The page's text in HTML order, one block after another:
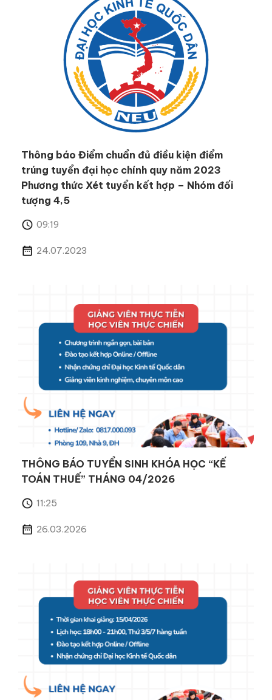
Thông báo Điểm chuẩn đủ điều kiện điểm
trúng tuyển đại học chính quy năm 2023
Phương thức Xét tuyển kết hợp – Nhóm đối
tượng 4,5
09:19
24.07.2023
THÔNG BÁO TUYỂN SINH KHÓA HỌC “KẾ
TOÁN THUẾ” THÁNG 04/2026
11:25
26.03.2026